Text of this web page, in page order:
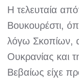
Η τελευταία
Βουκουρέστι,
λόγω Σκοπίων,
Ουκρανίας και
Βεβαίως είχε